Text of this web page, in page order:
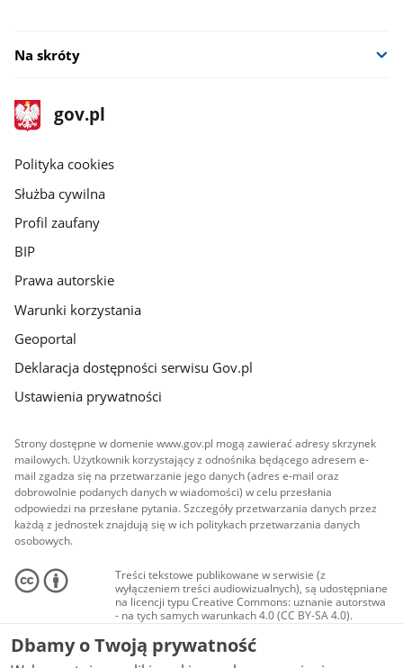
Na skróty
stopka
gov.pl
Strona
gov.pl
gov.pl
Polityka cookies
Służba cywilna
Profil zaufany
BIP
Prawa autorskie
Warunki korzystania
Geoportal
Deklaracja dostępności serwisu Gov.pl
Ustawienia prywatności
Strony dostępne w domenie www.gov.pl mogą zawierać adresy skrzynek
mailowych. Użytkownik korzystający z odnośnika będącego adresem e-
mail zgadza się na przetwarzanie jego danych (adres e-mail oraz
dobrowolnie podanych danych w wiadomości) w celu przesłania
odpowiedzi na przesłane pytania. Szczegóły przetwarzania danych przez
każdą z jednostek znajdują się w ich politykach przetwarzania danych
osobowych.
Treści tekstowe publikowane w serwisie (z
wyłączeniem treści audiowizualnych), są udostępniane
na licencji typu Creative Commons: uznanie autorstwa
- na tych samych warunkach 4.0 (CC BY-SA 4.0).
Materiały audiowizualne, w tym zdjęcia, materiały
audio i wideo, są udostępniane na licencji typu
Creative Commons: uznanie autorstwa użycie
Dbamy o Twoją prywatność